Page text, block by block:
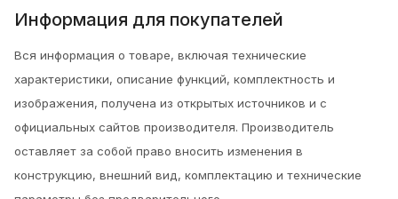
Информация для покупателей
Вся информация о товаре, включая технические
характеристики, описание функций, комплектность и
изображения, получена из открытых источников и с
официальных сайтов производителя. Производитель
оставляет за собой право вносить изменения в
конструкцию, внешний вид, комплектацию и технические